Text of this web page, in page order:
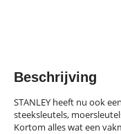
Beschrijving
STANLEY heeft nu ook
steeksleutels,
Kortom alles wat een